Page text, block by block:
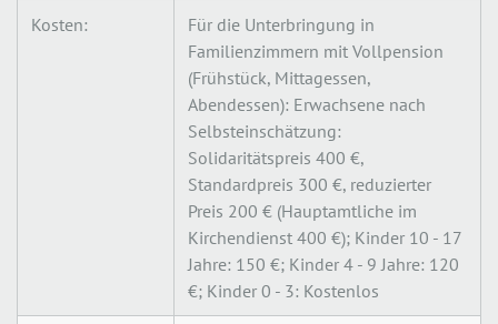
Kosten:
Für die Unterbringung in
Familienzimmern mit Vollpension
(Frühstück, Mittagessen,
Abendessen): Erwachsene nach
Selbsteinschätzung:
Solidaritätspreis 400 €,
Standardpreis 300 €, reduzierter
Preis 200 € (Hauptamtliche im
Kirchendienst 400 €); Kinder 10 - 17
Jahre: 150 €; Kinder 4 - 9 Jahre: 120
€; Kinder 0 - 3: Kostenlos